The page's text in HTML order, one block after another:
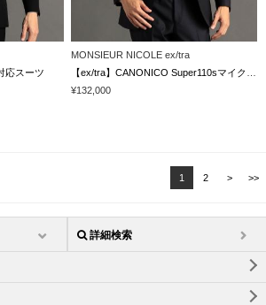
応スーツ
MONSIEUR NICOLE ex/tra
¥132,000
1 2 > >>
詳細検索